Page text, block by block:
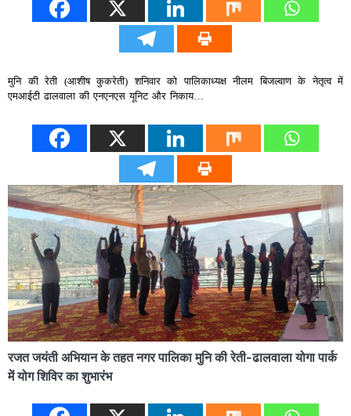
मुनि की रेती (आशीष कुकरेती) शनिवार को पालिकाध्यक्ष नीलम बिजल्वाण के नेतृत्व में
एमआईटी ढालवाला की एनएनएस यूनिट और निकाय…
रजत जयंती अभियान के तहत नगर पालिका मुनि की रेती-ढालवाला योगा पार्क
में योग शिविर का शुभारंभ